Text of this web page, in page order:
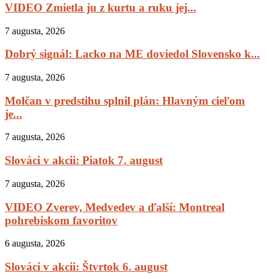
VIDEO Zmietla ju z kurtu a ruku jej...
7 augusta, 2026
Dobrý signál: Lacko na ME doviedol Slovensko k...
7 augusta, 2026
Molčan v predstihu splnil plán: Hlavným cieľom
je...
7 augusta, 2026
Slováci v akcii: Piatok 7. august
7 augusta, 2026
VIDEO Zverev, Medvedev a ďalší: Montreal
pohrebiskom favoritov
6 augusta, 2026
Slováci v akcii: Štvrtok 6. august